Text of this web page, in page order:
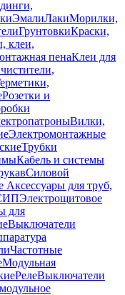
ЭмалиЛакиМорилки,
ГрунтовкиКраски,
клеи,
пенаКлеи для
Розетки и
Вилки,
Электромонтажные
Трубки
Кабель и системы
Силовой
Аксессуары для труб,
Электрощитовое
для
Выключатели
Частотные
Модульная
РелеВыключатели